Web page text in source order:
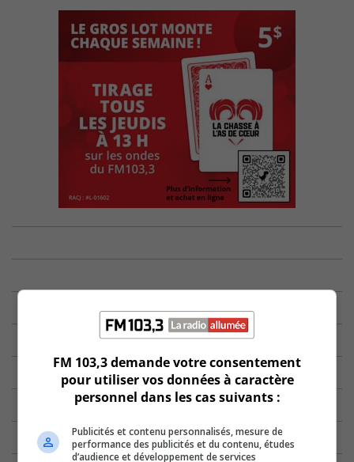
FM 103,3 demande votre consentement
pour utiliser vos données à caractère
personnel dans les cas suivants :
Publicités et contenu personnalisés, mesure de
performance des publicités et du contenu, études
d’audience et développement de services